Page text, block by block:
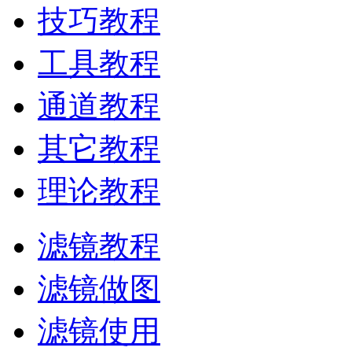
技巧教程
工具教程
通道教程
其它教程
理论教程
滤镜教程
滤镜做图
滤镜使用